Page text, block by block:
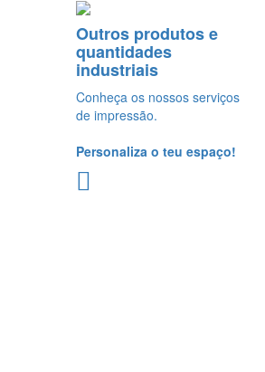
Outros produtos e
quantidades
industriais
Conheça os nossos serviços
de impressão.
Personaliza o teu espaço!